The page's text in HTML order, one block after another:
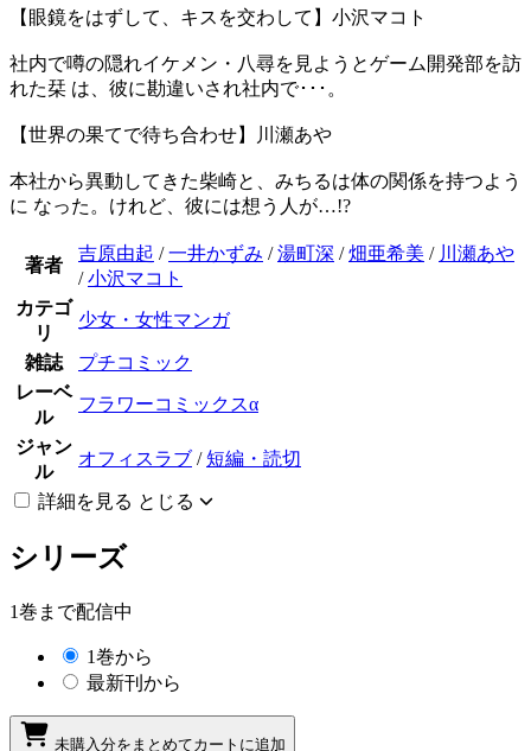
【眼鏡をはずして、キスを交わして】小沢マコト
社内で噂の隠れイケメン・八尋を見ようとゲーム開発部を訪
れた栞 は、彼に勘違いされ社内で･･･。
【世界の果てで待ち合わせ】川瀬あや
本社から異動してきた柴崎と、みちるは体の関係を持つよう
に なった。けれど、彼には想う人が…!?
著者
吉原由起 /一井かずみ /湯町深 /畑亜希美 / 川瀬あや
/小沢マコト
カテゴ
リ
少女・女性マンガ
雑誌
プチコミック
レーベ
ル
フラワーコミックスα
ジャン
ル
オフィスラブ /短編・読切
詳細を見る とじる
シリーズ
1巻まで配信中
1巻から
最新刊から
未購入分をまとめてカートに追加